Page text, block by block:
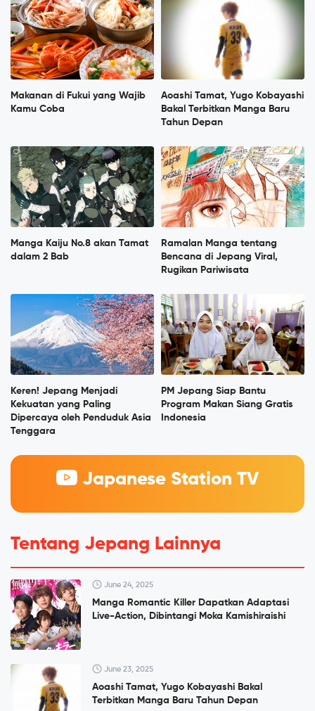
Makanan di Fukui yang Wajib
Kamu Coba
Aoashi Tamat, Yugo Kobayashi
Bakal Terbitkan Manga Baru
Tahun Depan
Manga Kaiju No.8 akan Tamat
dalam 2 Bab
Ramalan Manga tentang
Bencana di Jepang Viral,
Rugikan Pariwisata
Keren! Jepang Menjadi
Kekuatan yang Paling
Dipercaya oleh Penduduk Asia
Tenggara
PM Jepang Siap Bantu
Program Makan Siang Gratis
Indonesia
Japanese Station TV
Tentang Jepang Lainnya
June 24, 2025
Manga Romantic Killer Dapatkan Adaptasi
Live-Action, Dibintangi Moka Kamishiraishi
June 23, 2025
Aoashi Tamat, Yugo Kobayashi Bakal
Terbitkan Manga Baru Tahun Depan